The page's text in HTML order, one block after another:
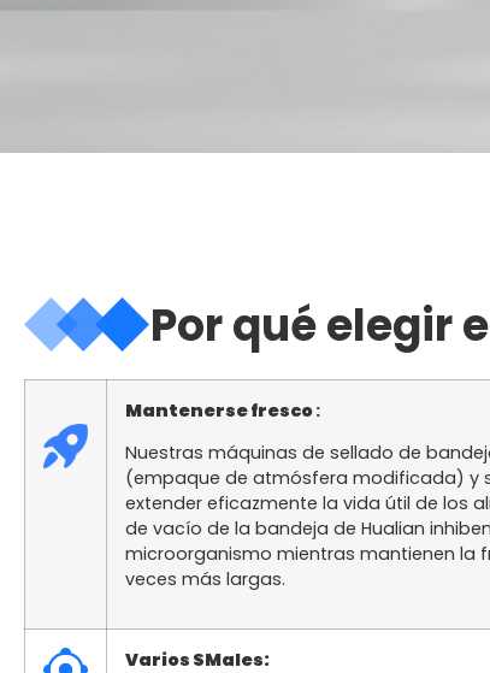
Por qué elegir
Mantenerse fresco:
Nuestras máquinas de sellado de
(empaque de atmósfera modificada) y
extender eficazmente la vida útil de los
de vacío de la bandeja de Hualian
microorganismo mientras mantienen la
veces más largas.
Varios SMales: